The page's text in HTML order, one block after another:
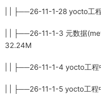
| | ├──26-11-1-28 yocto工
| | ├──26-11-1-3 元数据
32.24M
| | ├──26-11-1-4 yocto工
| | ├──26-11-1-5 yocto工